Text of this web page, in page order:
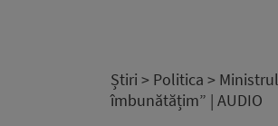
Știri > Politica >
îmbunătățim” | AUDIO